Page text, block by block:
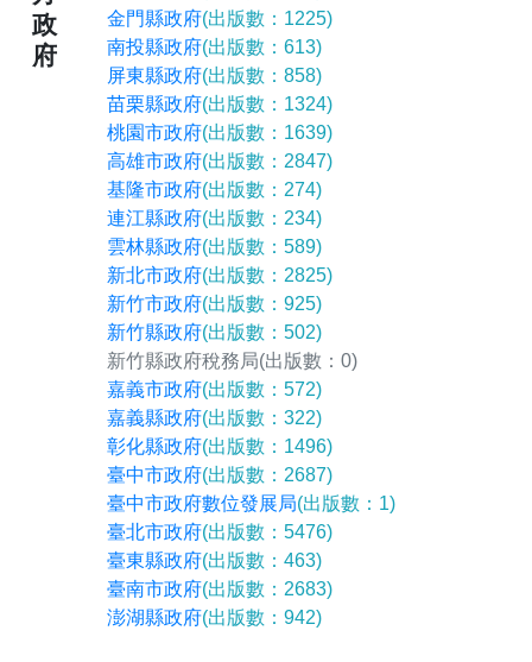
政
府
金門縣政府(出版數：1225)
南投縣政府(出版數：613)
屏東縣政府(出版數：858)
苗栗縣政府(出版數：1324)
桃園市政府(出版數：1639)
高雄市政府(出版數：2847)
基隆市政府(出版數：274)
連江縣政府(出版數：234)
雲林縣政府(出版數：589)
新北市政府(出版數：2825)
新竹市政府(出版數：925)
新竹縣政府(出版數：502)
新竹縣政府稅務局(出版數：0)
嘉義市政府(出版數：572)
嘉義縣政府(出版數：322)
彰化縣政府(出版數：1496)
臺中市政府(出版數：2687)
臺中市政府數位發展局(出版數：1)
臺北市政府(出版數：5476)
臺東縣政府(出版數：463)
臺南市政府(出版數：2683)
澎湖縣政府(出版數：942)